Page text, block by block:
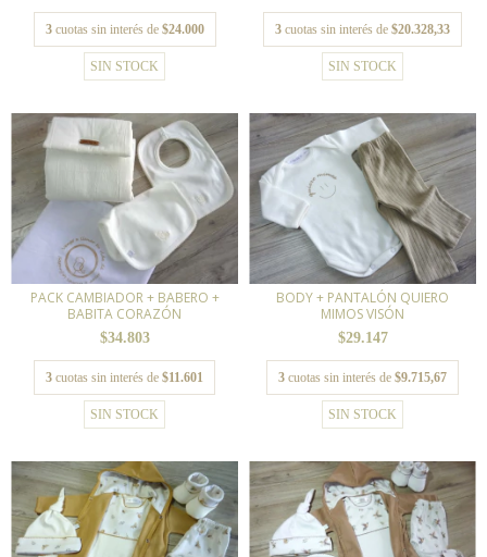
3 cuotas sin interés de $24.000
SIN STOCK
3 cuotas sin interés de $20.328,33
SIN STOCK
PACK CAMBIADOR + BABERO +
BABITA CORAZÓN
$34.803
3 cuotas sin interés de $11.601
SIN STOCK
BODY + PANTALÓN QUIERO
MIMOS VISÓN
$29.147
3 cuotas sin interés de $9.715,67
SIN STOCK